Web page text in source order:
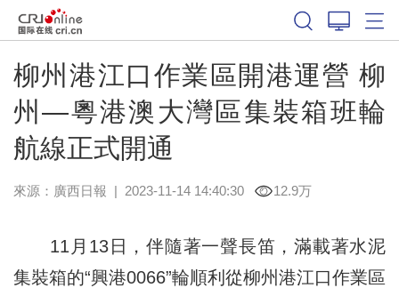
柳州港江口作業區開港運營 柳
州—粵港澳大灣區集裝箱班輪
航線正式開通
來源： 廣西日報 | 2023-11-14 14:40:30 12.9万
11月13日，伴隨著一聲長笛，滿載著水泥
集裝箱的“興港0066”輪順利從柳州港江口作業區